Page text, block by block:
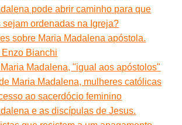
pode abrir caminho para que
sejam ordenadas na Igreja?
sobre Maria Madalena apóstola.
Bianchi
Madalena, "igual aos apóstolos"
Maria Madalena, mulheres católicas
ao sacerdócio feminino
e as discípulas de Jesus.